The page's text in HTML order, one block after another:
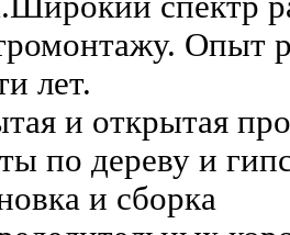
Опыт
лет.
и открытая
по дереву и
и сборка